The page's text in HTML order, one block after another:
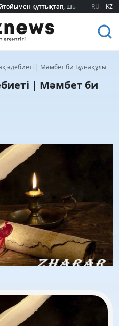
құттықтап, шығармашылық
құттықтап, шығармашылық
RU KZ
әдебиеті | Мәмбет би Бұлғақұлы
| Мәмбет би